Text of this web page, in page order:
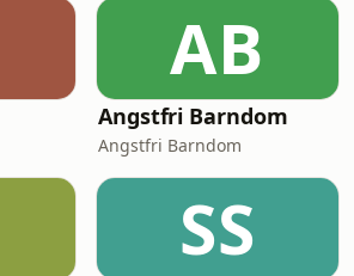
AB
Angstfri Barndom
Angstfri Barndom
SS